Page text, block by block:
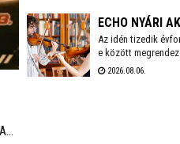
Lencsés Rita
túra Nadapról
bejelentkezést
ECHO NYÁRI
Az idén tizedik
e között
is sokkal többet
2026.08.06.